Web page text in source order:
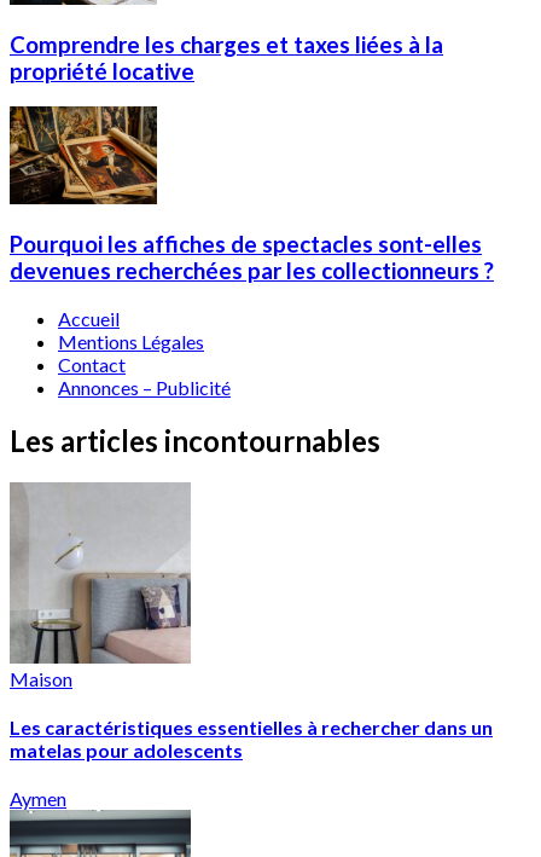
Comprendre les charges et taxes liées à la
propriété locative
Pourquoi les affiches de spectacles sont-elles
devenues recherchées par les collectionneurs ?
Accueil
Mentions Légales
Contact
Annonces – Publicité
Les articles incontournables
Maison
Les caractéristiques essentielles à rechercher dans un
matelas pour adolescents
Aymen